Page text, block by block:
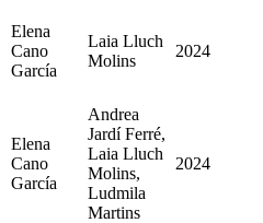
Elena
Cano
García
Laia Lluch
Molins
2024
Elena
Cano
García
Andrea
Jardí Ferré,
Laia Lluch
Molins,
Ludmila
Martins
2024